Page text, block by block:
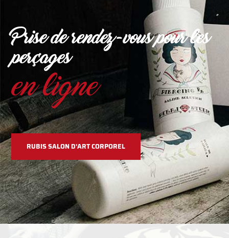
Prise de rendez-vouspour les
perçages
en ligne
RUBIS SALON D'ART CORPOREL